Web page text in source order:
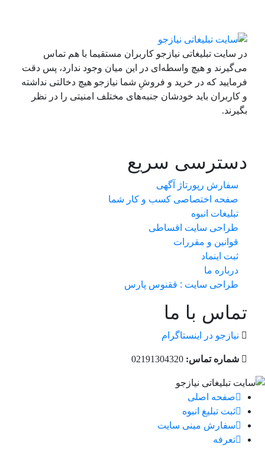
در سایت تبلیغاتی نیازجو کاربران مستقیما با هم تماس
می‌گیرند و هیچ واسطه‌ای در این میان وجود ندارد، پس دقت
فرمایید که در خرید و فروشِ شما نیازجو هیچ دخالتی نداشته
و کاربران باید خودشان جنبه‌های مختلف امنیتی را در نظر
بگیرند.
دسترسی سریع
سفارش رپورتاژ آگهی
صفحه اختصاصی کسب و کار شما
تبلیغات انبوه
طراحی سایت اقساطی
قوانین و مقررات
ثبت اینماد
درباره ما
طراحی سایت : ققنوس پارس
تماس با ما
نیازجو در اینستاگرام
شماره تماس: 02191304320
صفحه اصلی
ثبت تبلیغ انبوه
سفارش مینی سایت
تعرفه